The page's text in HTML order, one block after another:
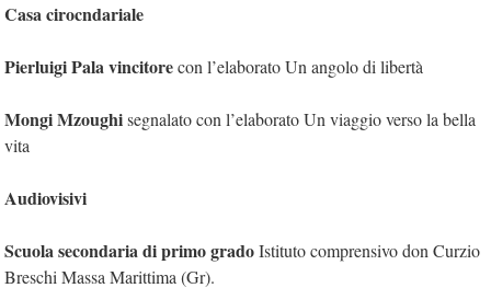
Casa cirocndariale
Pierluigi Pala vincitorecon l’elaborato Un angolo di libertà
Mongi Mzoughisegnalato con l’elaborato Un viaggio verso la bella
vita
Audiovisivi
Scuola secondaria di primo gradoIstituto comprensivo don Curzio
Breschi Massa Marittima (Gr).